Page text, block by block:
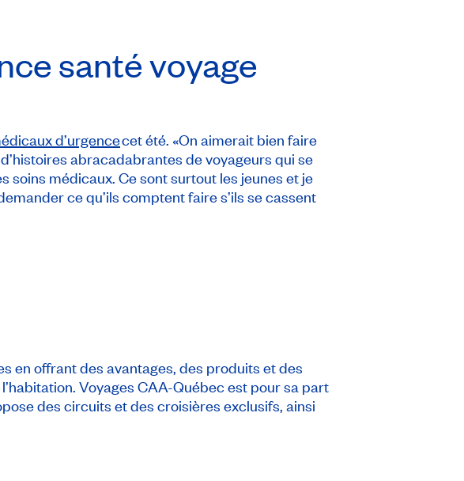
santé voyage
d’urgencecet été. «On aimerait bien faire
abracadabrantes de voyageurs qui se
médicaux. Ce sont surtout les jeunes et je
ce qu’ils comptent faire s’ils se cassent
en offrant des avantages, des produits et des
Voyages CAA-Québec est pour sa part
des circuits et des croisières exclusifs, ainsi